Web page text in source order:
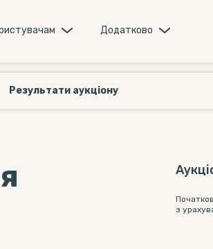
Додатково
Результати аукціону
з